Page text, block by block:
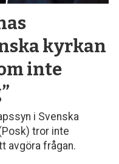
kyrkan
inte
i Svenska
tror inte
avgöra frågan.